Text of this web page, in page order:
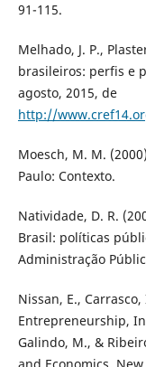
91-115.
Melhado, J. P.,
brasileiros: perfis e
agosto, 2015, de
http://
Moesch, M. M.
Paulo: Contexto.
Natividade, D. R.
Brasil: políticas
Administração
Nissan, E.,
Entrepreneurship,
Galindo, M., &